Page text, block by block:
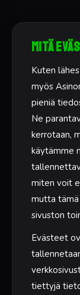
Mitä
Kuten
myös
pieniä
Ne
kerrotaan,
käytämme
miten voit
mutta
sivuston
Evästeet
tiettyjä